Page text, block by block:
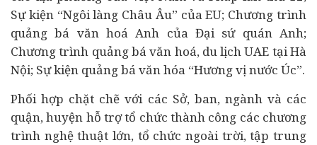
Sự kiện “Ngôi làng Châu Âu” của EU; Chương trình
quảng bá văn hoá Anh của Đại sứ quán Anh;
Chương trình quảng bá văn hoá, du lịch UAE tại Hà
Nội; Sự kiện quảng bá văn hóa “Hương vị nước Úc”.
Phối hợp chặt chẽ với các Sở, ban, ngành và các
quận, huyện hỗ trợ tổ chức thành công các chương
trình nghệ thuật lớn, tổ chức ngoài trời, tập trung